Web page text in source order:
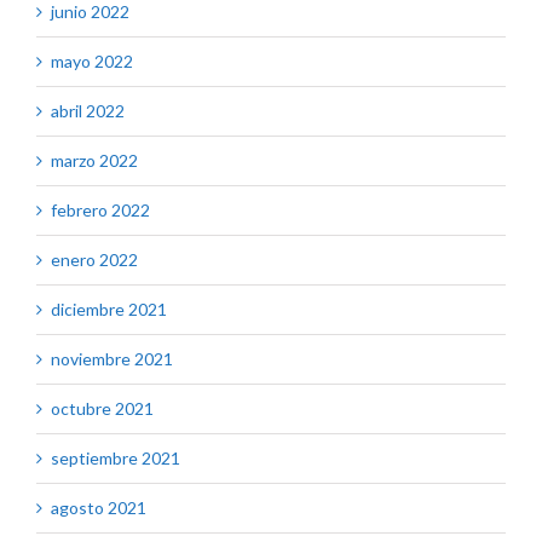
junio 2022
mayo 2022
abril 2022
marzo 2022
febrero 2022
enero 2022
diciembre 2021
noviembre 2021
octubre 2021
septiembre 2021
agosto 2021